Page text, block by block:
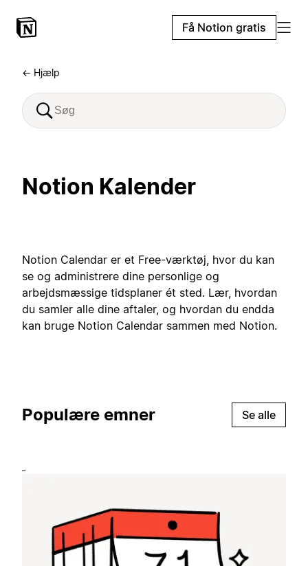
Få Notion gratis
← Hjælp
Notion Kalender
Notion Calendar er et Free-værktøj, hvor du kan
se og administrere dine personlige og
arbejdsmæssige tidsplaner ét sted. Lær, hvordan
du samler alle dine aftaler, og hvordan du endda
kan bruge Notion Calendar sammen med Notion.
Populære emner Se alle